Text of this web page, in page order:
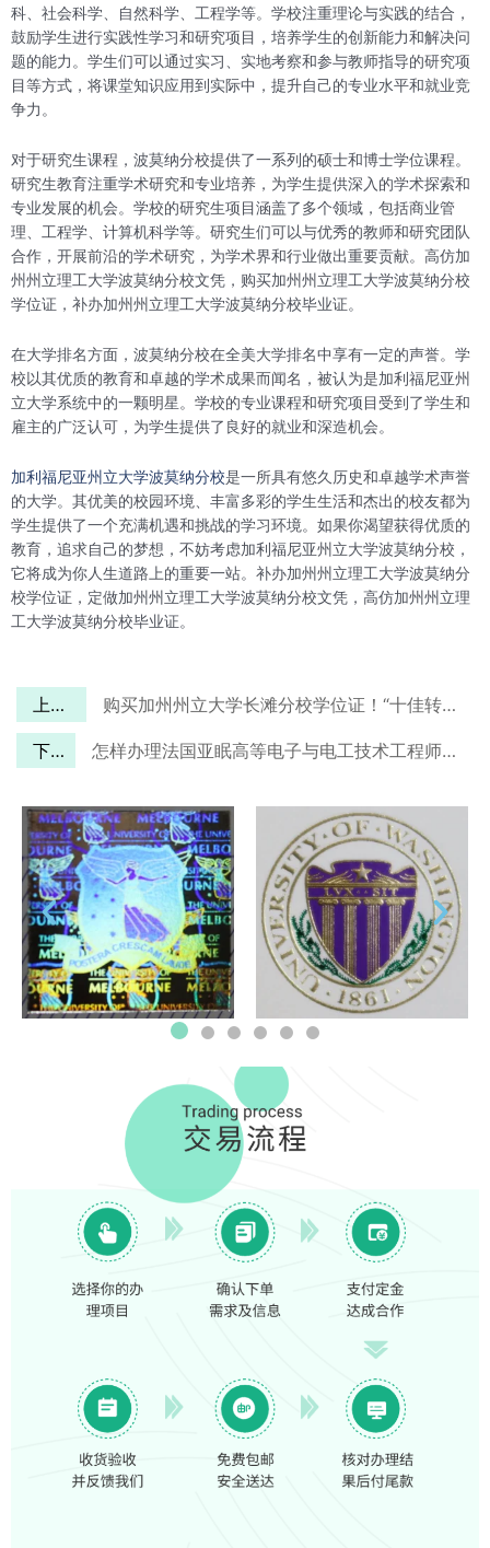
科、社会科学、自然科学、工程学等。学校注重理论与实践的结合，
鼓励学生进行实践性学习和研究项目，培养学生的创新能力和解决问
题的能力。学生们可以通过实习、实地考察和参与教师指导的研究项
目等方式，将课堂知识应用到实际中，提升自己的专业水平和就业竞
争力。
对于研究生课程，波莫纳分校提供了一系列的硕士和博士学位课程。
研究生教育注重学术研究和专业培养，为学生提供深入的学术探索和
专业发展的机会。学校的研究生项目涵盖了多个领域，包括商业管
理、工程学、计算机科学等。研究生们可以与优秀的教师和研究团队
合作，开展前沿的学术研究，为学术界和行业做出重要贡献。高仿加
州州立理工大学波莫纳分校文凭，购买加州州立理工大学波莫纳分校
学位证，补办加州州立理工大学波莫纳分校毕业证。
在大学排名方面，波莫纳分校在全美大学排名中享有一定的声誉。学
校以其优质的教育和卓越的学术成果而闻名，被认为是加利福尼亚州
立大学系统中的一颗明星。学校的专业课程和研究项目受到了学生和
雇主的广泛认可，为学生提供了良好的就业和深造机会。
加利福尼亚州立大学波莫纳分校是一所具有悠久历史和卓越学术声誉
的大学。其优美的校园环境、丰富多彩的学生生活和杰出的校友都为
学生提供了一个充满机遇和挑战的学习环境。如果你渴望获得优质的
教育，追求自己的梦想，不妨考虑加利福尼亚州立大学波莫纳分校，
它将成为你人生道路上的重要一站。补办加州州立理工大学波莫纳分
校学位证，定做加州州立理工大学波莫纳分校文凭，高仿加州州立理
工大学波莫纳分校毕业证。
上一篇 购买加州州立大学长滩分校学位证！“十佳转学生学院”中排名第5！
下一篇 怎样办理法国亚眠高等电子与电工技术工程师学院文凭，How to buy ESIEE-Amiens diploma?